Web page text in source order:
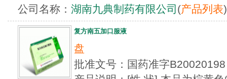
公司名称： 湖南九典制药有限公司 (产品列表)
复方南五加口服液
盘
批准文号：国药准字